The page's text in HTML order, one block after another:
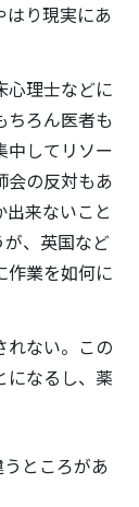
はり現実にあ
心理士などに
ちろん医者も
中してリソー
の反対もあ
来ないこと
、英国など
作業を如何に
れない。この
になるし、薬
ところがあ